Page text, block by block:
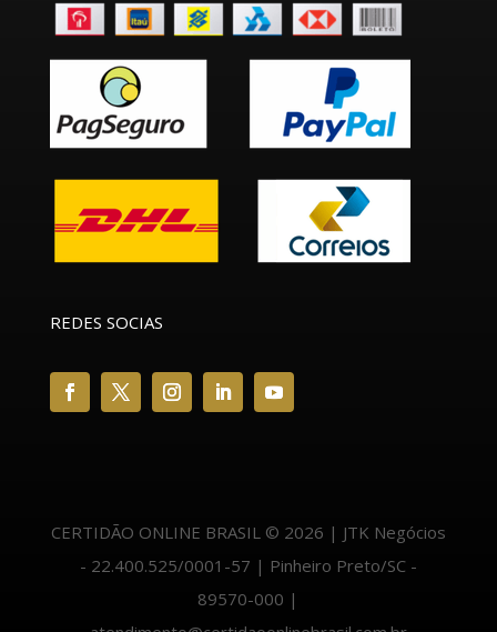
REDES SOCIAS
CERTIDÃO ONLINE BRASIL © 2026 | JTK Negócios
- 22.400.525/0001-57 | Pinheiro Preto/SC -
89570-000 |